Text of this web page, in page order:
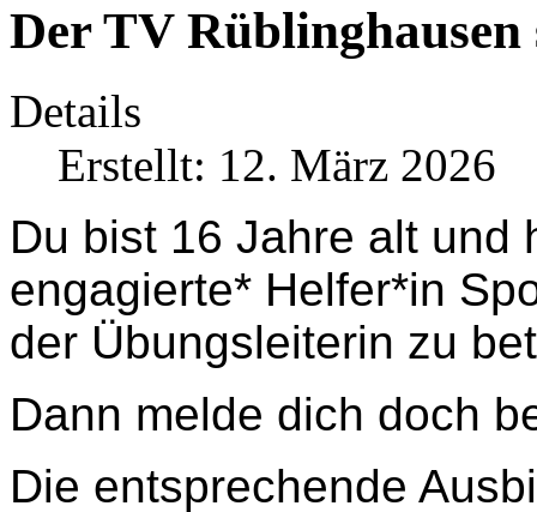
Der TV
Details
Erstellt: 12. März 2026
Du bist 16 Jahre alt und
engagierte* Helfer*in
der Übungsleiterin zu
Dann melde dich doch
Die entsprechende